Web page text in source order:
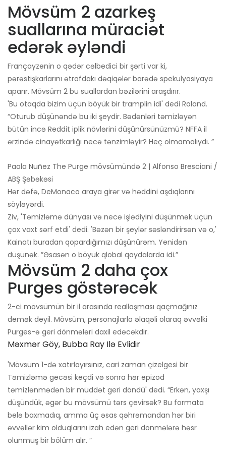
Mövsüm 2 azarkeş
suallarına müraciət
edərək əyləndi
Françayzenin o qədər cəlbedici bir şərti var ki,
pərəstişkarlarını ətrafdakı dəqiqələr barədə spekulyasiyaya
aparır. Mövsüm 2 bu suallardan bəzilərini araşdırır.
'Bu otaqda bizim üçün böyük bir tramplin idi' dedi Roland.
“Oturub düşünəndə bu iki şeydir. Bədənləri təmizləyən
bütün incə Reddit iplik növlərini düşünürsünüzmü? NFFA il
ərzində cinayətkarlığı necə tənzimləyir? Heç olmamalıydı. ”
Paola Nuñez The Purge mövsümündə 2 | Alfonso Bresciani /
ABŞ Şəbəkəsi
Hər dəfə, DeMonaco araya girər və həddini aşdıqlarını
söyləyərdi.
Ziv, 'Təmizləmə dünyası və necə işlədiyini düşünmək üçün
çox vaxt sərf etdi' dedi. 'Bəzən bir şeylər səsləndirirsən və o,'
Kainatı buradan qopardığımızı düşünürəm. Yenidən
düşünək. ”Əsasən o böyük qlobal qaydalarda idi.”
Mövsüm 2 daha çox
Purges göstərəcək
2-ci mövsümün bir il arasında reallaşması qaçmağınız
demək deyil. Mövsüm, personajlarla əlaqəli olaraq əvvəlki
Purges-ə geri dönmələri daxil edəcəkdir.
Məxmər Göy, Bubba Ray Ilə Evlidir
'Mövsüm 1-də xatırlayırsınız, cari zaman çizelgesi bir
Təmizləmə gecəsi keçdi və sonra hər epizod
təmizlənmədən bir müddət geri döndü' dedi. “Erkən, yaxşı
düşündük, əgər bu mövsümü tərs çevirsək? Bu formata
belə baxmadıq, amma üç əsas qəhrəmandan hər biri
əvvəllər kim olduqlarını izah edən geri dönmələrə həsr
olunmuş bir bölüm alır. ”